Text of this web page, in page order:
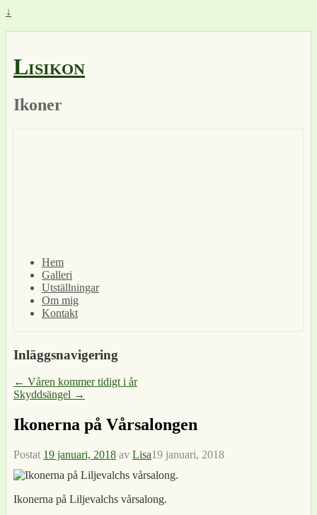
↓
Lisikon
Ikoner
Hem
Galleri
Utställningar
Om mig
Kontakt
Inläggsnavigering
← Våren kommer tidigt i år
Skyddsängel →
Ikonerna på Vårsalongen
Postat 19 januari, 2018 av Lisa19 januari, 2018
Ikonerna på Liljevalchs vårsalong.